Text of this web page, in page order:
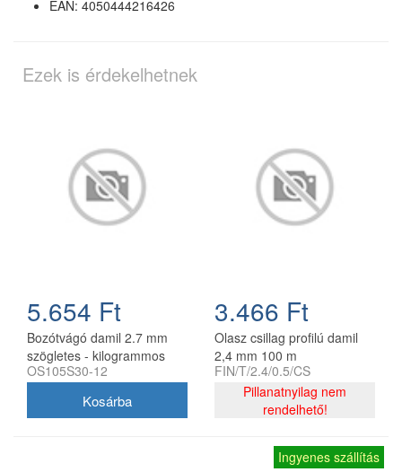
EAN: 4050444216426
Ezek is érdekelhetnek
5.654 Ft
Bozótvágó damil 2.7 mm
szögletes - kilogrammos
kiszerelés
OS105S30-12
3.466 Ft
Olasz csillag profilú damil
2,4 mm 100 m
FIN/T/2.4/0.5/CS
Pillanatnyilag nem
rendelhető!
Ingyenes szállítás